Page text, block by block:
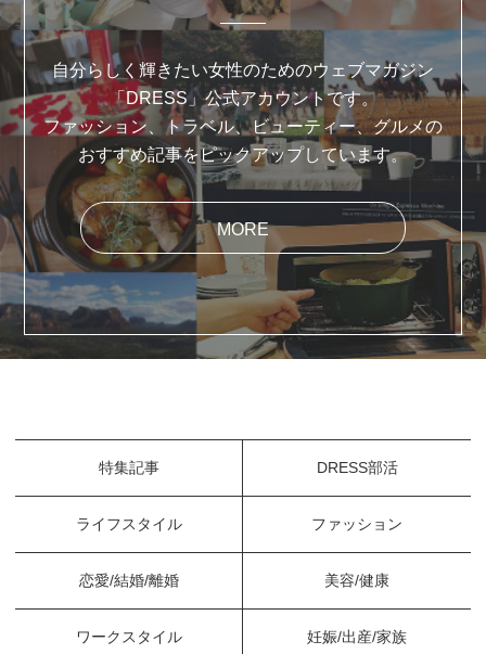
自分らしく輝きたい女性のためのウェブマガジン
「DRESS」公式アカウントです。
ファッション、トラベル、ビューティー、グルメの
おすすめ記事をピックアップしています。
MORE
特集記事 DRESS部活
ライフスタイル ファッション
恋愛/結婚/離婚 美容/健康
ワークスタイル 妊娠/出産/家族